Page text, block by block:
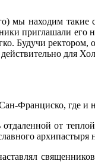
мы находим
приглашали
Будучи
для
Франциско, где и
от